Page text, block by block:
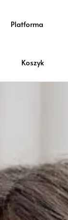
Platforma
Koszyk